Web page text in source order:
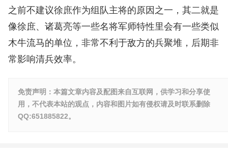
之前不建议徐庶作为组队主将的原因之一，其二就是
像徐庶、诸葛亮等一些名将军师特性里会有一些类似
木牛流马的单位，非常不利于敌方的兵聚堆，后期非
常影响清兵效率。
免责声明：本篇文章内容及配图来自互联网，供学习和分享使
用，不代表本站的观点，内容和图片如有侵权请及时联系删除
QQ:651885822。